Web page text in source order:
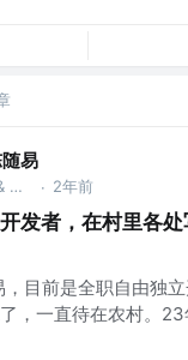
易
农村程序员 & 独立开发者 @随易科技有限公司 · 2年前
发者，在村里各
目前是全职自由独
，一直待在农村。